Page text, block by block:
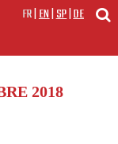
FR|EN|SP|DE
2018